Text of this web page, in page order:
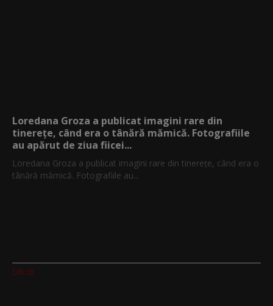
Loredana Groza a publicat imagini rare din
tinerețe, când era o tânără mămică. Fotografiile
au apărut de ziua fiicei...
Loredana Groza a publicat imagini rare din tinerețe, când era o
tânără mămică. Fotografiile au...
Utv.ro